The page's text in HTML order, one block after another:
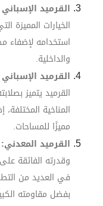
القرميد
الخيارات المميزة
استخدامه لإضفاء
والداخلية.
القرميد
القرميد يتميز
المناخية
مميزًا للمساحات.
القرميد المعدني:
وقدرته الفائقة
في العديد من
بفضل مقاومته